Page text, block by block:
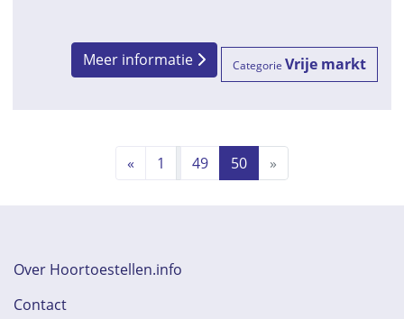
Meer informatie Categorie Vrije markt
« 1 49 50 »
Over Hoortoestellen.info
Contact